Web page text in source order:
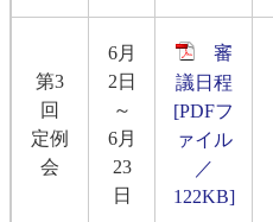
第3
回
定例
会
6月
2日
～
6月
23
日
審
議日程
[PDFフ
ァイル
／
122KB]